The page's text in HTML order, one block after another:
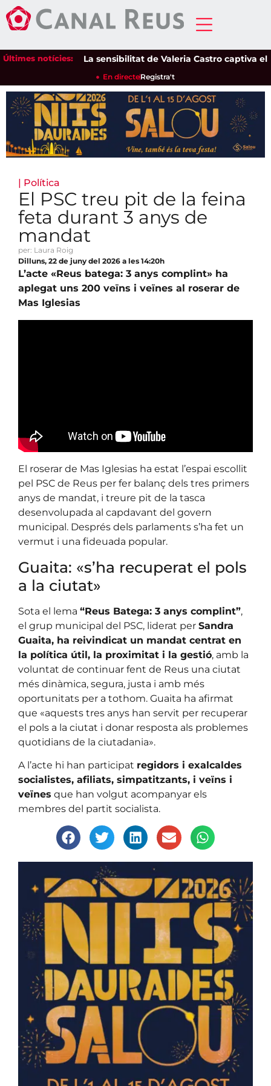
Últimes notícies:La sensibilitat de Valeria Castro captiva el
En directeRegistra't
| Política
El PSC treu pit de la feina
feta durant 3 anys de
mandat
per: Laura Roig
Dilluns, 22 de juny del 2026 a les 14:20h
L’acte «Reus batega: 3 anys complint» ha
aplegat uns 200 veïns i veïnes al roserar de
Mas Iglesias
El roserar de Mas Iglesias ha estat l’espai escollit
pel PSC de Reus per fer balanç dels tres primers
anys de mandat, i treure pit de la tasca
desenvolupada al capdavant del govern
municipal. Després dels parlaments s’ha fet un
vermut i una fideuada popular.
Guaita: «s’ha recuperat el pols
a la ciutat»
Sota el lema “Reus Batega: 3 anys complint”,
el grup municipal del PSC, liderat per Sandra
Guaita, ha reivindicat un mandat centrat en
la política útil, la proximitat i la gestió, amb la
voluntat de continuar fent de Reus una ciutat
més dinàmica, segura, justa i amb més
oportunitats per a tothom. Guaita ha afirmat
que «aquests tres anys han servit per recuperar
el pols a la ciutat i donar resposta als problemes
quotidians de la ciutadania».
A l’acte hi han participat regidors i exalcaldes
socialistes, afiliats, simpatitzants, i veïns i
veïnes que han volgut acompanyar els
membres del partit socialista.